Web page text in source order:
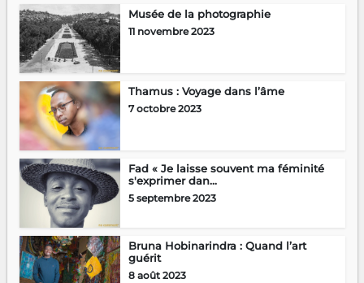
Musée de la photographie
11 novembre 2023
Thamus : Voyage dans l’âme
7 octobre 2023
Fad « Je laisse souvent ma féminité
s'exprimer dan...
5 septembre 2023
Bruna Hobinarindra : Quand l’art
guérit
8 août 2023